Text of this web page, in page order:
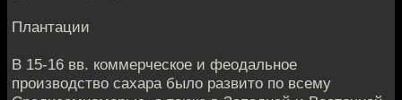
Плантации
В 15-16 вв. коммерческое и феодальное
производство сахара было развито по всему